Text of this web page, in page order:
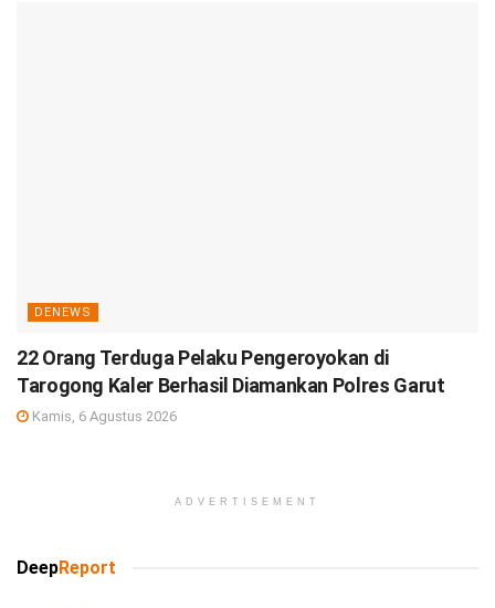
DENEWS
22 Orang Terduga Pelaku Pengeroyokan di
Tarogong Kaler Berhasil Diamankan Polres Garut
Kamis, 6 Agustus 2026
ADVERTISEMENT
DeepReport